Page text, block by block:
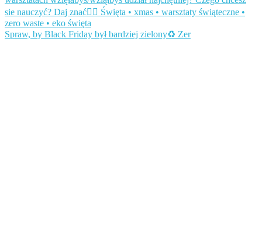
Spraw, by Black Friday był bardziej zielony♻️ Zer